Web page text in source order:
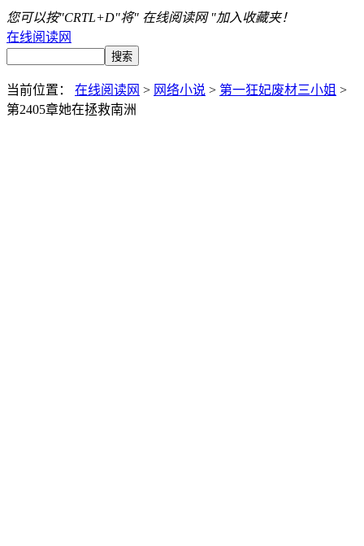
您可以按"CRTL+D"将" 在线阅读网 "加入收藏夹！
在线阅读网
当前位置： 在线阅读网 > 网络小说 > 第一狂妃废材三小姐 >
第2405章她在拯救南洲